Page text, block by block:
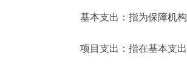
基本支出：指为保障机构
项目支出：指在基本支出